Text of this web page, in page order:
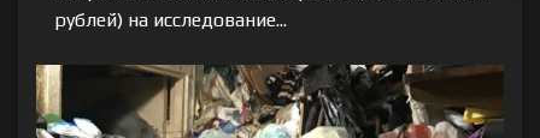
рублей) на исследование...